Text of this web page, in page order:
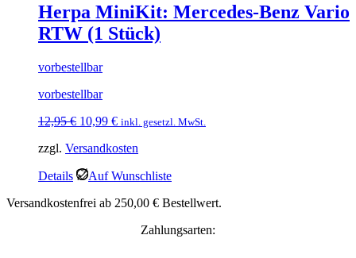
Herpa MiniKit: Mercedes-Benz Vario
RTW (1 Stück)
vorbestellbar
vorbestellbar
12,95€ Ursprünglicher
war:
10,99 €Aktueller
ist:
inkl. gesetzl. MwSt.
zzgl. Versandkosten
Details
Auf Wunschliste
Versandkostenfrei ab 250,00 € Bestellwert.
Zahlungsarten: